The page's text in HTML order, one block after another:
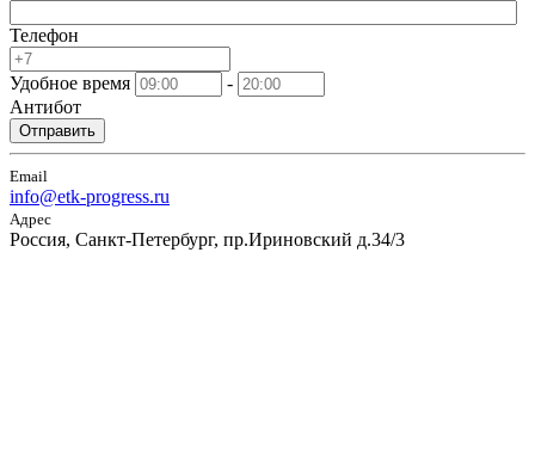
Телефон
Удобное время
-
Антибот
Отправить
Email
info@etk-progress.ru
Адрес
Россия, Санкт-Петербург, пр.Ириновский д.34/3